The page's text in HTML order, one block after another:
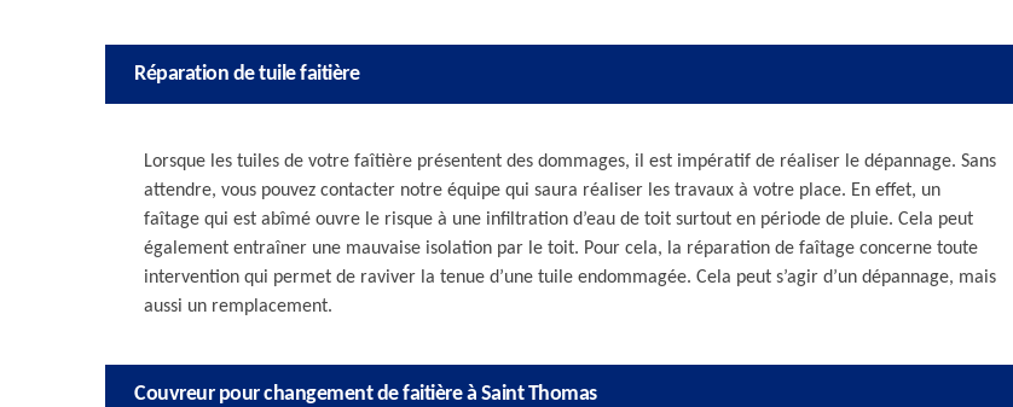
Réparation de tuile faitière
Lorsque les tuiles de votre faîtière présentent des dommages, il est impératif de réaliser le dépannage. Sans
attendre, vous pouvez contacter notre équipe qui saura réaliser les travaux à votre place. En effet, un
faîtage qui est abîmé ouvre le risque à une infiltration d’eau de toit surtout en période de pluie. Cela peut
également entraîner une mauvaise isolation par le toit. Pour cela, la réparation de faîtage concerne toute
intervention qui permet de raviver la tenue d’une tuile endommagée. Cela peut s’agir d’un dépannage, mais
aussi un remplacement.
Couvreur pour changement de faitière à Saint Thomas